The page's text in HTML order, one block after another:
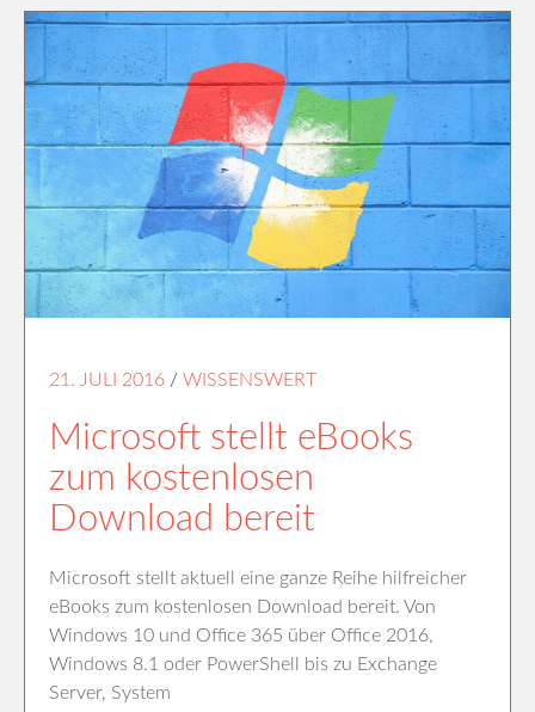
21. JULI 2016 / WISSENSWERT
Microsoft stellt eBooks
zum kostenlosen
Download bereit
Microsoft stellt aktuell eine ganze Reihe hilfreicher
eBooks zum kostenlosen Download bereit. Von
Windows 10 und Office 365 über Office 2016,
Windows 8.1 oder PowerShell bis zu Exchange
Server, System